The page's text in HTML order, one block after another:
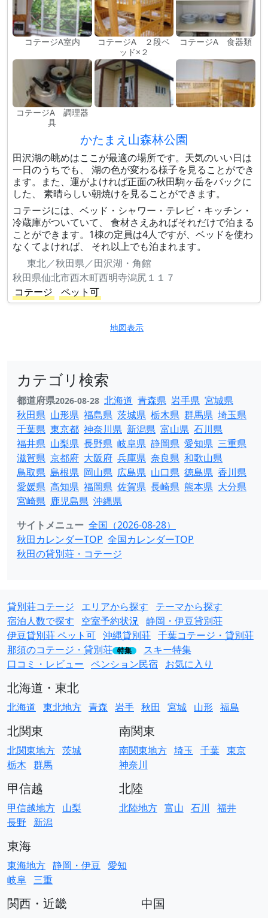
コテージA室内
コテージA ２段ベ
ッド×２
コテージA 食器類
コテージA 調理器
具
かたまえ山森林公園
田沢湖の眺めはここが最適の場所です。天気のいい日は
一日のうちでも、 湖の色が変わる様子を見ることができ
ます。また、運がよければ正面の秋田駒ヶ岳をバックに
した、 素晴らしい朝焼けを見ることができます。
コテージには、ベッド・シャワー・テレビ・キッチン・
冷蔵庫がついていて、 食材さえあればそれだけで泊まる
ことができます。1棟の定員は4人ですが、ベッドを使わ
なくてよければ、 それ以上でも泊まれます。
東北／秋田県／田沢湖・角館
秋田県仙北市西木町西明寺潟尻１１７
コテージ
ペット可
地図表示
カテゴリ検索
都道府県2026-08-28 北海道 青森県 岩手県 宮城県
秋田県 山形県 福島県 茨城県 栃木県 群馬県 埼玉県
千葉県 東京都 神奈川県 新潟県 富山県 石川県
福井県 山梨県 長野県 岐阜県 静岡県 愛知県 三重県
滋賀県 京都府 大阪府 兵庫県 奈良県 和歌山県
鳥取県 島根県 岡山県 広島県 山口県 徳島県 香川県
愛媛県 高知県 福岡県 佐賀県 長崎県 熊本県 大分県
宮崎県 鹿児島県 沖縄県
サイトメニュー 全国（2026-08-28）
秋田カレンダーTOP 全国カレンダーTOP
秋田の貸別荘・コテージ
貸別荘コテージ エリアから探す
テーマから探す
宿泊人数で探す
空室予約状況 静岡・伊豆貸別荘
伊豆貸別荘 ペット可 沖縄貸別荘 千葉コテージ・貸別荘
那須のコテージ・貸別荘 特集
スキー特集
口コミ・レビュー ペンション民宿 お気に入り
北海道・東北
北海道 東北地方 青森 岩手 秋田 宮城 山形 福島
北関東
北関東地方 茨城
栃木 群馬
南関東
南関東地方 埼玉 千葉 東京
神奈川
甲信越
甲信越地方 山梨
長野
新潟
北陸
北陸地方 富山 石川 福井
東海
東海地方 静岡・伊豆 愛知
岐阜 三重
関西・近畿 中国